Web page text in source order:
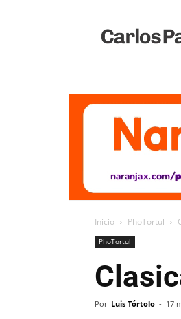
Vivo
Inicio PhoTortul
PhoTortul
Por Luis Tórtolo - 17